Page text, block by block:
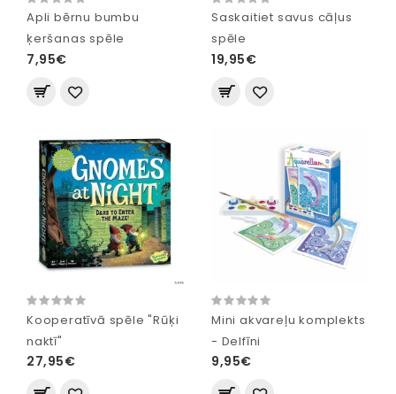
Apli bērnu bumbu
ķeršanas spēle
7,95€
Saskaitiet savus cāļus
spēle
19,95€
Kooperatīvā spēle "Rūķi
naktī"
27,95€
Mini akvareļu komplekts
- Delfīni
9,95€